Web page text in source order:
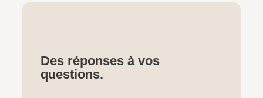
Des réponses à vos
questions.